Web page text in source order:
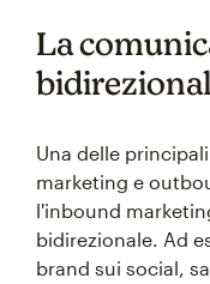
La
Una delle
marketing e
l'inbound
bidirezionale. Ad
brand sui social,